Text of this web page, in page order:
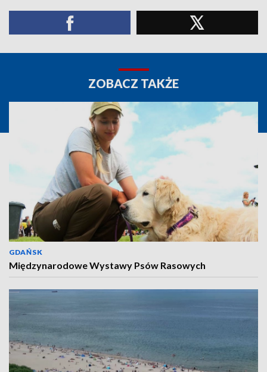
ZOBACZ TAKŻE
GDAŃSK
Międzynarodowe Wystawy Psów Rasowych